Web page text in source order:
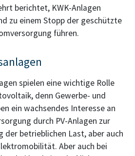
berichtet, KWK-Anlagen
zu einem Stopp der geschützte
führen.
spielen eine wichtige Rolle
denn Gewerbe- und
ein wachsendes Interesse an
durch PV-Anlagen zur
der betrieblichen Last, aber auch
Aber auch bei